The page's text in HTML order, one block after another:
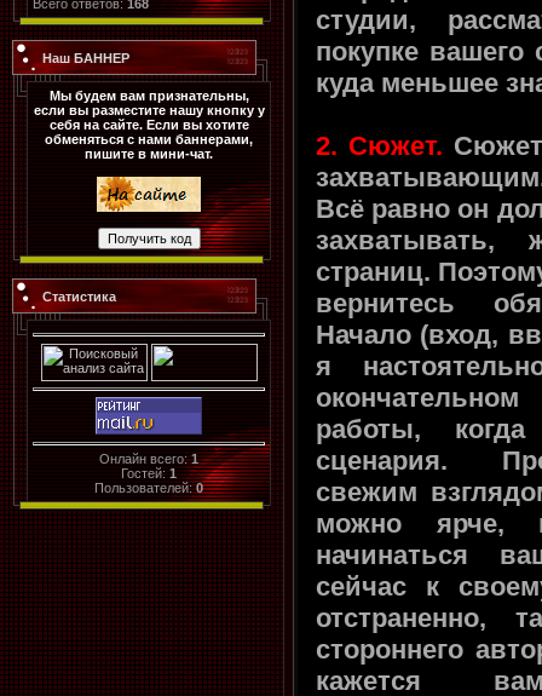
Всего ответов: 168
Наш БАННЕР
Мы будем вам признательны,
если вы разместите нашу кнопку у
себя на сайте. Если вы хотите
обменяться с нами баннерами,
пишите в мини-чат.
Статистика
Онлайн всего:1
Гостей:1
Пользователей:0
студии,
покупке
куда меньшее
2. Сюжет.
Всё равно он
захватывать,
страниц.
вернитесь
Начало (вход,
я
работы, когда
сценария.
свежим
можно ярче,
начинаться
сейчас к
отстраненно,
стороннего
кажется